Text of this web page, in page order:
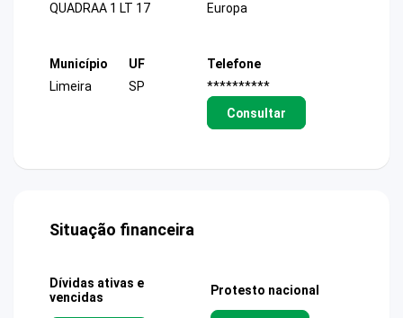
QUADRAA 1 LT 17
Europa
Município
Limeira
UF
SP
Telefone
**********
Consultar
Situação financeira
Dívidas ativas e
vencidas
Protesto nacional